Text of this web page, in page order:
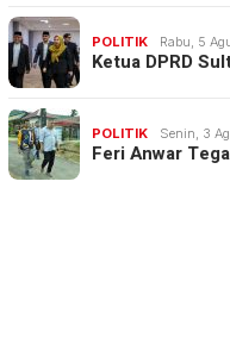
POLITIK Rabu, 5
Ketua DPRD
POLITIK Senin, 3
Feri Anwar